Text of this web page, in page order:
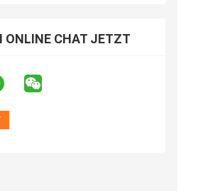
ONLINE CHAT JETZT